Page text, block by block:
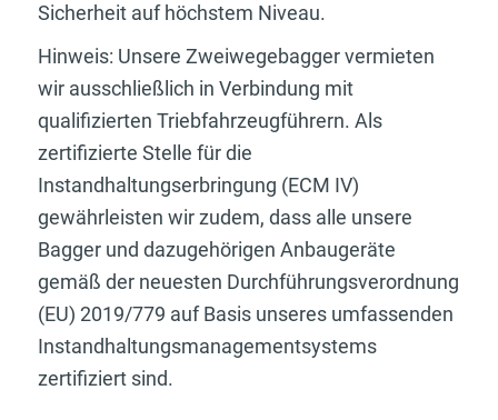
Sicherheit auf höchstem Niveau.
Hinweis: Unsere Zweiwegebagger vermieten
wir ausschließlich in Verbindung mit
qualifizierten Triebfahrzeugführern. Als
zertifizierte Stelle für die
Instandhaltungserbringung (ECM IV)
gewährleisten wir zudem, dass alle unsere
Bagger und dazugehörigen Anbaugeräte
gemäß der neuesten Durchführungsverordnung
(EU) 2019/779 auf Basis unseres umfassenden
Instandhaltungsmanagementsystems
zertifiziert sind.